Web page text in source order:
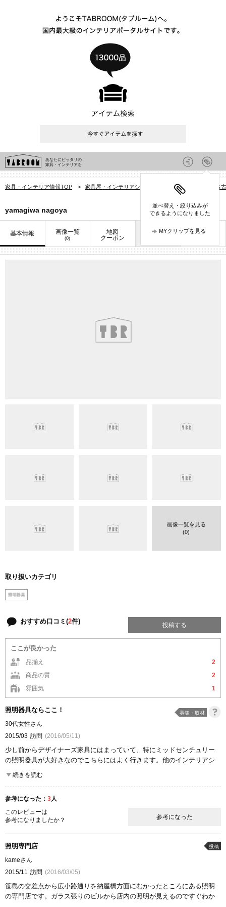
あなたにピッタリの
家具・インテリアを
並べ替え・絞り込みが
できるようになりました
MYクリップを見る
家具・インテリア情報TOP > 家具屋・インテリアショップを探す > 名
yamagiwa nagoya
基本情報 画像一覧
(0)
地図
クーポン
お知らせ 口コミ
画像一覧を見る
(0)
取り扱いカテゴリ
おすすめ口コミ(2件) 投稿する
ここが良かった
品揃え
2
商品の質
2
雰囲気
1
照明器具ならここ！ 募集・取材
30代女性さん
2015/03 訪問 (2016/05/11)
少し前からデザイナーズ家具にはまっていて、特にミッドセンチュリー
の照明器具が大好きなのでこちらにはよく行きます。他のインテリアシ
ョップでは見られないくらいの照明器具の数は圧巻です！
先日、北欧デザインの王道、ＰＨ５のライティングを見に行きましたが
でも、このデザインが生まれるまでの歴史などをスタッフさんからお聞
きしたら、ますますＰＨ５に惚れてしまいました！
またスタッフさんの豊富な知識は、聞いているだけでも楽しかったで
ここが良かった
品揃え
商品の質
続きを読む
参考になった： 3人
このレビューは
参考になりましたか？
参考になった
照明専門店 投稿
kameさん
2015/11 訪問 (2016/03/05)
笹島の交差点から広小路通りを納屋橋方面にむかったところにある照明
の専門店です。ガラス張りのビルから店内の照明が見えるのですぐわか